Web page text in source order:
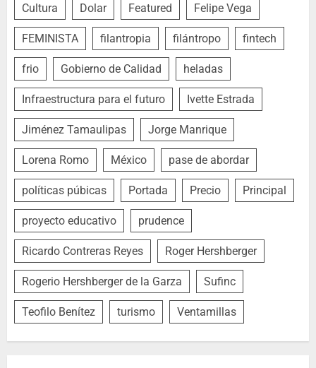
Cultura Dolar Featured Felipe Vega
FEMINISTA filantropia filántropo fintech
frio Gobierno de Calidad heladas
Infraestructura para el futuro Ivette Estrada
Jiménez Tamaulipas Jorge Manrique
Lorena Romo México pase de abordar
políticas púbicas Portada Precio Principal
proyecto educativo prudence
Ricardo Contreras Reyes Roger Hershberger
Rogerio Hershberger de la Garza Sufinc
Teofilo Benítez turismo Ventamillas